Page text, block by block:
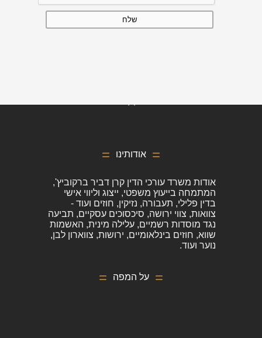
אודותינו
אודות משרד עורכי הדין קרן דביר ברקוביץ',
המתמחה בייעוץ משפטי, ייצוג וליווי אישי
בדין פלילי, תעבורה, נזיקין, חוזים ועוד -
צוואות, צווי ירושה, סיכסוכים עסקיים, תביעה
נגד מוסדות רשמיים, עלילה מינית, האשמות
שווא, חוזים בינלאומיים, ירושות, צווארון לבן,
נוער ועוד.
על המפה